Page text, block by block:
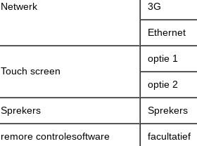
Netwerk 3G
Ethernet
Touch screen
optie 1
optie 2
Sprekers Sprekers
remore controlesoftware facultatief